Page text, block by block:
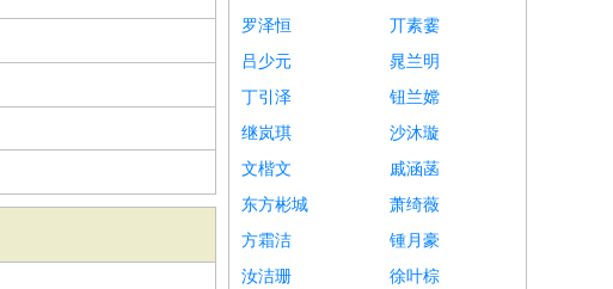
罗泽恒
丌素霎
吕少元
晁兰明
丁引泽
钮兰嫦
继岚琪
沙沐璇
文楷文
戚涵菡
东方彬城
萧绮薇
方霜洁
锺月豪
汝洁珊
徐叶棕